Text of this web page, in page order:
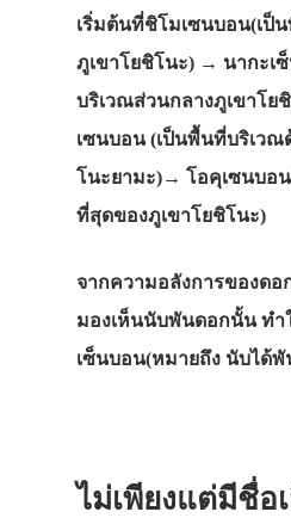
เริ่มต้นที่ชิโมเซนบอน(เป็
ภูเขาโยชิโนะ) → นากะเ
บริเวณส่วนกลางภูเขาโ
เซนบอน (เป็นพื้นที่บริเว
โนะยามะ)→ โอคุเซนบอ
ที่สุดของภูเขาโยชิโนะ)
จากความอลังการของดอ
มองเห็นนับพันดอกนั้น ทำ
เซ็นบอน(หมายถึง นับได้
ไม่เพียงแต่มีชื่อ